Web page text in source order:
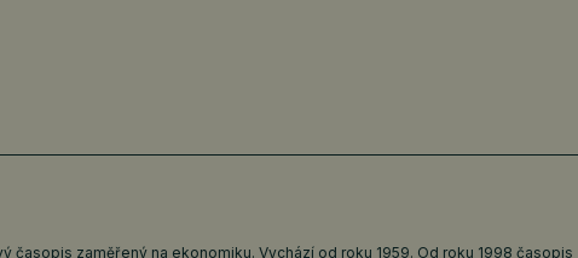
časopis zaměřený na ekonomiku. Vychází od roku 1959. Od roku 1998 časopis